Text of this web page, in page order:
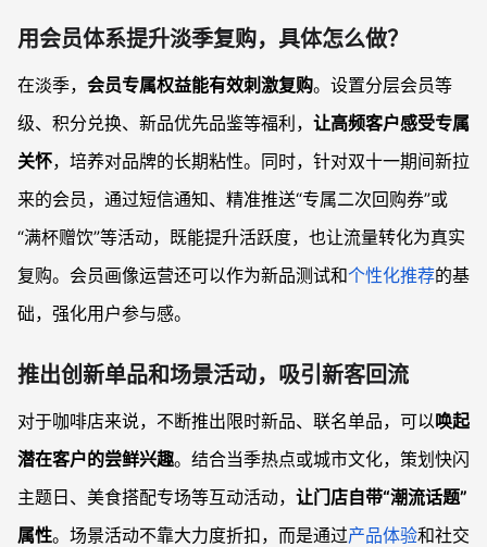
用会员体系提升淡季复购，具体怎么做？
在淡季， 会员专属权益能有效刺激复购。设置分层会员等
级、积分兑换、新品优先品鉴等福利， 让高频客户感受专属
关怀，培养对品牌的长期粘性。同时，针对双十一期间新拉
来的会员，通过短信通知、精准推送“专属二次回购券”或
“满杯赠饮”等活动，既能提升活跃度，也让流量转化为真实
复购。会员画像运营还可以作为新品测试和个性化推荐的基
础，强化用户参与感。
推出创新单品和场景活动，吸引新客回流
对于咖啡店来说，不断推出限时新品、联名单品，可以唤起
潜在客户的尝鲜兴趣。结合当季热点或城市文化，策划快闪
主题日、美食搭配专场等互动活动， 让门店自带“潮流话题”
属性。场景活动不靠大力度折扣，而是通过产品体验和社交